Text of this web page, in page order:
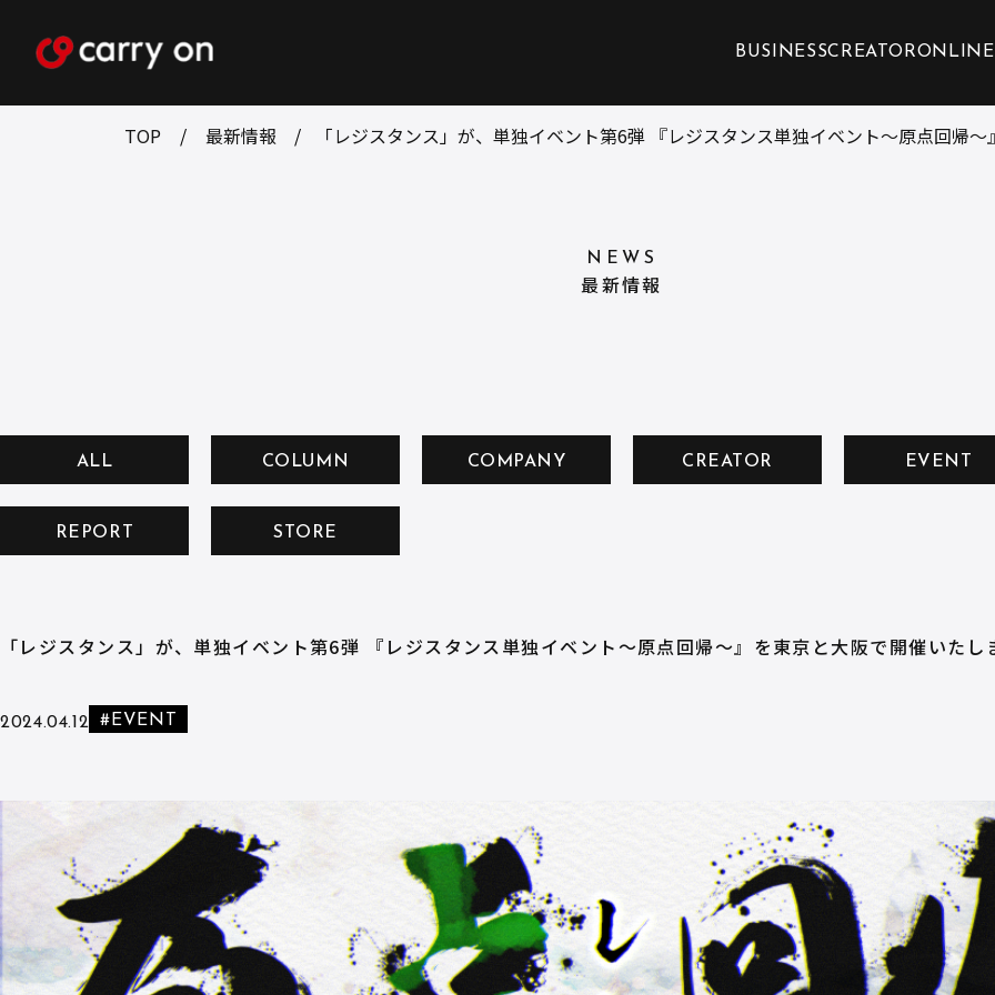
BUSINESSCREATORONLINE
TOP 最新情報 「レジスタンス」が、単独イベント第6弾 『レジスタンス単独イベント～原点回帰
NEWS
最新情報
ALL COLUMN COMPANY CREATOR EVENT
REPORT STORE
「レジスタンス」が、単独イベント第6弾 『レジスタンス単独イベント～原点回帰～』を東京と大阪で開催いたし
2024.04.12 #EVENT